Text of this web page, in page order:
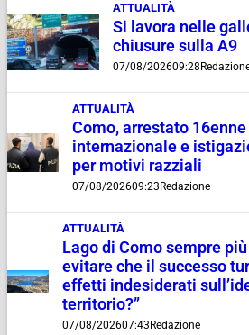
ATTUALITÀ
Si lavora nelle
chiusure sulla A9
07/08/202609:28
ATTUALITÀ
Como, arrestato
internazionale e
per motivi razziali
07/08/202609:23 Redazione
ATTUALITÀ
Lago di Como sempre
evitare che il successo
effetti indesiderati
territorio?”
07/08/202607:43 Redazione